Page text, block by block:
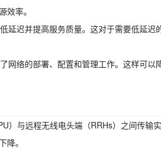
率。
延迟并提高服务质量。这对于需要低延迟
网络的部署、配置和管理工作。这样可以
）与远程无线电头端（RRHs）之间传输
降。